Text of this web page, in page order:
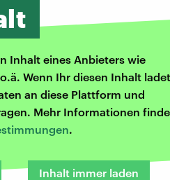
Inhalt eines Anbieters wie
Wenn Ihr diesen Inhalt ladet,
an diese Plattform und
Mehr Informationen
.
Inhalt immer laden